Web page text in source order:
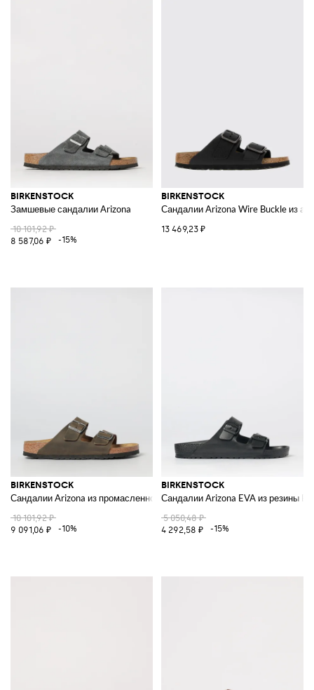
BIRKENSTOCK
Замшевые сандалии Arizona
10 101,92 ₽
8 587,06 ₽
-15%
BIRKENSTOCK
Сандалии Arizona Wire Buckle из
13 469,23 ₽
BIRKENSTOCK
Сандалии Arizona из промасленной кожи
10 101,92 ₽
9 091,06 ₽
-10%
BIRKENSTOCK
Сандалии Arizona EVA из резины
5 050,48 ₽
4 292,58 ₽
-15%